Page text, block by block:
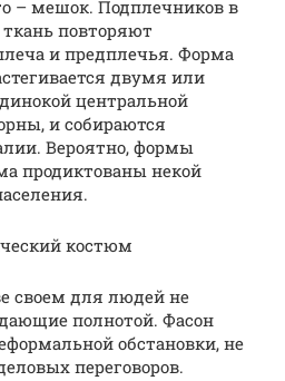
– мешок. Подплечников в
повторяют
и предплечья. Форма
двумя или
центральной
и собираются
Вероятно, формы
продиктованы некой
костюм
своем для людей не
полнотой. Фасон
обстановки, не
переговоров.